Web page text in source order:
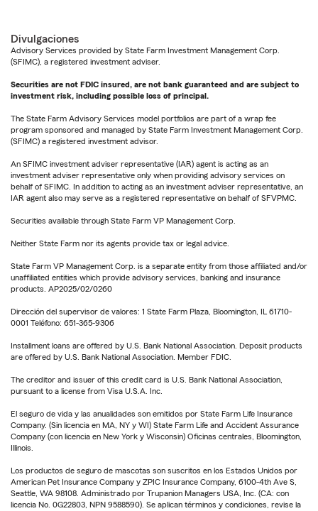
Divulgaciones
Advisory Services provided by State Farm Investment Management Corp.
(SFIMC), a registered investment adviser.
Securities are not FDIC insured, are not bank guaranteed and are subject to
investment risk, including possible loss of principal.
The State Farm Advisory Services model portfolios are part of a wrap fee
program sponsored and managed by State Farm Investment Management Corp.
(SFIMC) a registered investment advisor.
An SFIMC investment adviser representative (IAR) agent is acting as an
investment adviser representative only when providing advisory services on
behalf of SFIMC. In addition to acting as an investment adviser representative, an
IAR agent also may serve as a registered representative on behalf of SFVPMC.
Securities available through State Farm VP Management Corp.
Neither State Farm nor its agents provide tax or legal advice.
State Farm VP Management Corp. is a separate entity from those affiliated and/or
unaffiliated entities which provide advisory services, banking and insurance
products. AP2025/02/0260
Dirección del supervisor de valores: 1 State Farm Plaza, Bloomington, IL 61710-
0001 Teléfono: 651-365-9306
Installment loans are offered by U.S. Bank National Association. Deposit products
are offered by U.S. Bank National Association. Member FDIC.
The creditor and issuer of this credit card is U.S. Bank National Association,
pursuant to a license from Visa U.S.A. Inc.
El seguro de vida y las anualidades son emitidos por State Farm Life Insurance
Company. (Sin licencia en MA, NY y WI) State Farm Life and Accident Assurance
Company (con licencia en New York y Wisconsin) Oficinas centrales, Bloomington,
Illinois.
Los productos de seguro de mascotas son suscritos en los Estados Unidos por
American Pet Insurance Company y ZPIC Insurance Company, 6100-4th Ave S,
Seattle, WA 98108. Administrado por Trupanion Managers USA, Inc. (CA: con
licencia No. 0G22803, NPN 9588590). Se aplican términos y condiciones, revise la